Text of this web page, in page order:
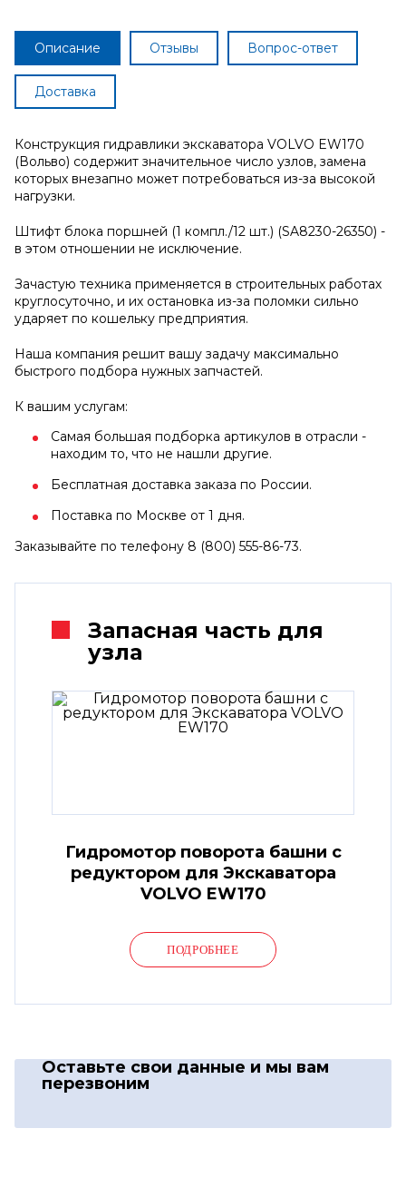
Описание Отзывы Вопрос-ответ
Доставка
Конструкция гидравлики экскаватора VOLVO EW170
(Вольво) содержит значительное число узлов, замена
которых внезапно может потребоваться из-за высокой
нагрузки.
Штифт блока поршней (1 компл./12 шт.) (SA8230-26350) -
в этом отношении не исключение.
Зачастую техника применяется в строительных работах
круглосуточно, и их остановка из-за поломки сильно
ударяет по кошельку предприятия.
Наша компания решит вашу задачу максимально
быстрого подбора нужных запчастей.
К вашим услугам:
Самая большая подборка артикулов в отрасли -
находим то, что не нашли другие.
Бесплатная доставка заказа по России.
Поставка по Москве от 1 дня.
Заказывайте по телефону 8 (800) 555-86-73.
Запасная часть для
узла
Гидромотор поворота башни с
редуктором для Экскаватора
VOLVO EW170
ПОДРОБНЕЕ
Оставьте свои данные и мы вам
перезвоним